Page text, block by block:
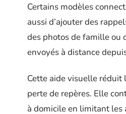
Certains modèles
aussi d’ajouter des
des photos de famille ou
envoyés à distance
Cette aide visuelle réduit
perte de repères. Elle
à domicile en limitant les